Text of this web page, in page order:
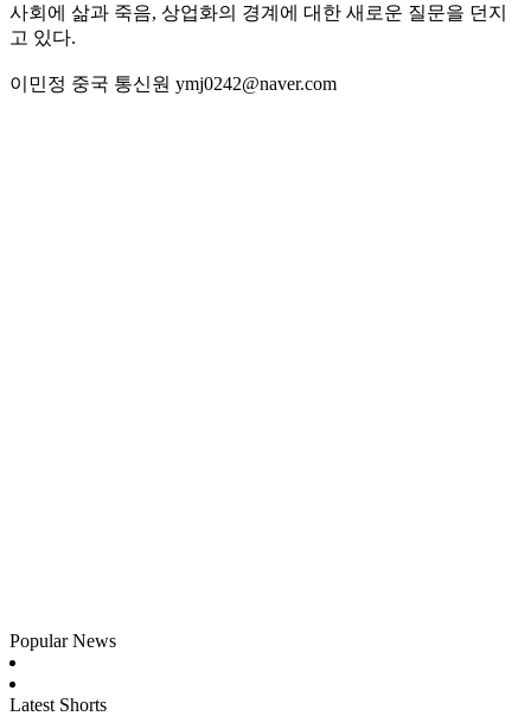
사회에 삶과 죽음, 상업화의 경계에 대한 새로운 질문을 던지
고 있다.
이민정 중국 통신원 ymj0242@naver.com
Popular News
Latest Shorts